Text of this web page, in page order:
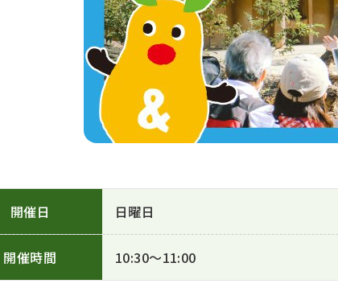
開催日 日曜日
開催時間 10:30～11:00